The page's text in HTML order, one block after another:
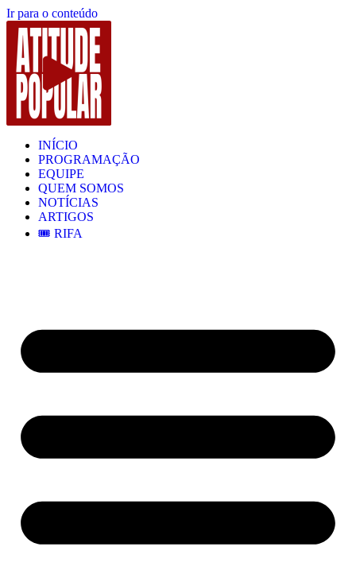
Ir para o conteúdo
INÍCIO
PROGRAMAÇÃO
EQUIPE
QUEM SOMOS
NOTÍCIAS
ARTIGOS
🎟️ RIFA